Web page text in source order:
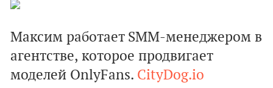
Максим работает SMM-менеджером в
агентстве, которое продвигает
моделей OnlyFans. CityDog.io